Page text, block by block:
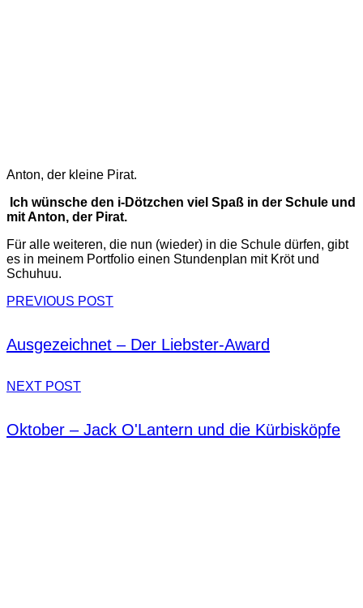
Anton, der kleine Pirat.
Ich wünsche den i-Dötzchen viel Spaß in der Schule und
mit Anton, der Pirat.
Für alle weiteren, die nun (wieder) in die Schule dürfen, gibt
es in meinem Portfolio einen Stundenplan mit Kröt und
Schuhuu.
PREVIOUS POST
Ausgezeichnet – Der Liebster-Award
NEXT POST
Oktober – Jack O'Lantern und die Kürbisköpfe